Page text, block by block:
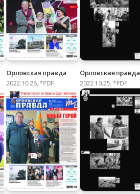
Орловская правда
2022.10.26, *PDF
Орловская правда
2022.10.25, *PDF